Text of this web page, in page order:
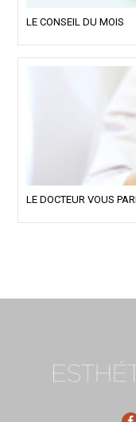
LE CONSEIL DU MOIS
LE DOCTEUR VOUS